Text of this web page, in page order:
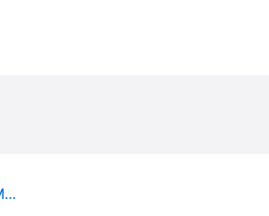
AMD Ryzen 5 9600, AMD Ryzen™ 5, Sockel AM5, 4 nm, Box, AMD, 3,8 GHz